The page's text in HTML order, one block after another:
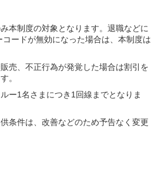
本制度の対象となります。退職などに
ードが無効になった場合は、本制度は
売、不正行為が発覚した場合は割引を
。
ー1名さまにつき1回線までとなりま
条件は、改善などのため予告なく変更